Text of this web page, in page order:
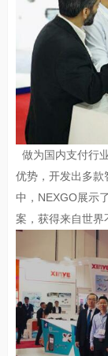
做为国内支付行
优势，开发出多
中，NEXGO展示
案，获得来自世界